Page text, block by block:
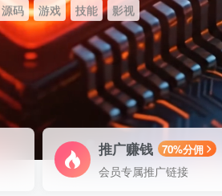
源码 游戏 技能 影视
推广赚钱 70%分佣
会员专属推广链接